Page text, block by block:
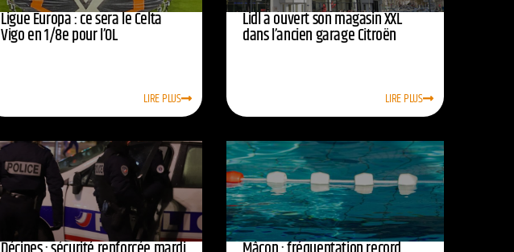
Ligue Europa : ce sera le Celta
Vigo en 1/8e pour l’OL
LIRE PLUS
Lidl a ouvert son magasin XXL
dans l’ancien garage Citroën
LIRE PLUS